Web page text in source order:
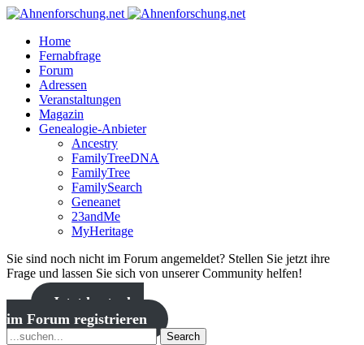
Home
Fernabfrage
Forum
Adressen
Veranstaltungen
Magazin
Genealogie-Anbieter
Ancestry
FamilyTreeDNA
FamilyTree
FamilySearch
Geneanet
23andMe
MyHeritage
Sie sind noch nicht im Forum angemeldet? Stellen Sie jetzt ihre
Frage und lassen Sie sich von unserer Community helfen!
Jetzt kostenlos
im Forum registrieren
Search